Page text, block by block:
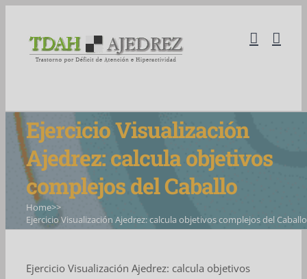
content
Ejercicio Visualización
Ajedrez: calcula objetivos
complejos del Caballo
Home>>
Ejercicio Visualización Ajedrez: calcula objetivos complejos del Caballo
Ejercicio Visualización Ajedrez: calcula objetivos